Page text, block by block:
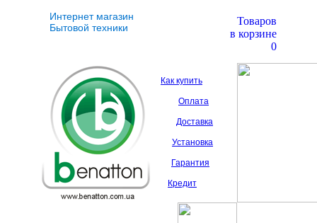
Интернет магазин
Бытовой техники
Товаров
в корзине
0
Как купить
Оплата
Доставка
Установка
Гарантия
Кредит